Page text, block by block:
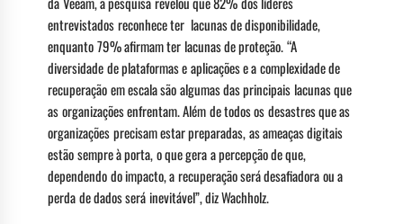
entrevistados reconhece ter lacunas de disponibilidade,
enquanto 79% afirmam ter lacunas de proteção. “A
diversidade de plataformas e aplicações e a complexidade de
recuperação em escala são algumas das principais lacunas que
as organizações enfrentam. Além de todos os desastres que as
organizações precisam estar preparadas, as ameaças digitais
estão sempre à porta, o que gera a percepção de que,
dependendo do impacto, a recuperação será desafiadora ou a
perda de dados será inevitável”, diz Wachholz.